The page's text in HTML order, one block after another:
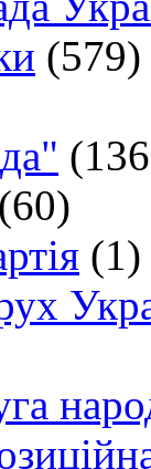
(579)
(60)
(1)